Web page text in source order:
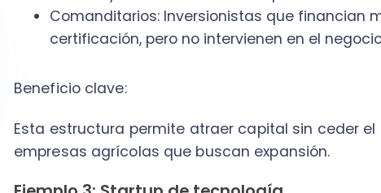
innovadora para estructurar roles.
Supongamos que estás desarrollando una aplicación
Aquí, los socios se dividen de la siguiente manera:
Socios gestores: Los desarrolladores de software
la visión tecnológica y comercial.
Socios comanditarios: Inversionistas que financian
en el mediano plazo, sin involucrarse en las